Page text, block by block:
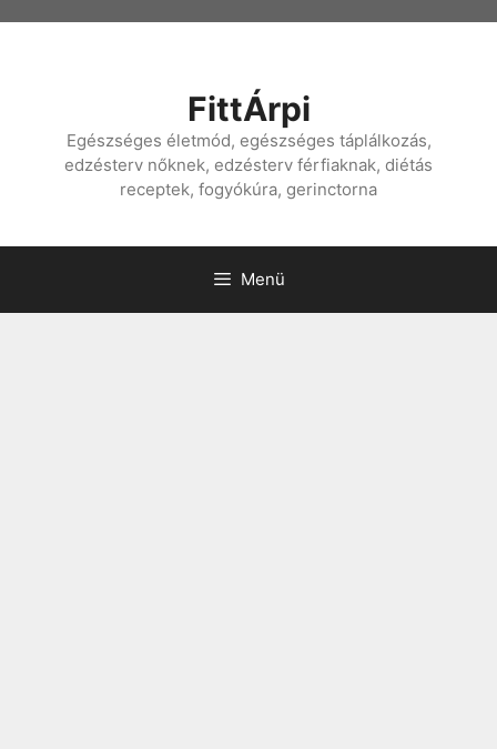
FittÁrpi
Egészséges életmód, egészséges táplálkozás,
edzésterv nőknek, edzésterv férfiaknak, diétás
receptek, fogyókúra, gerinctorna
Menü